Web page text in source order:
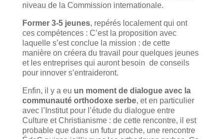
niveau de la Commission internationale.
Former 3-5 jeunes, repérés localement qui ont
ces compétences : C’est la proposition avec
laquelle s’est conclue la mission : de cette
manière on créera du travail pour quelques jeunes
et les entreprises qui auront besoin de conseils
pour innover s’entraideront.
Enfin, il y a eu un moment de dialogue avec la
communauté orthodoxe serbe, et en particulier
avec l’Institut pour l’étude du dialogue entre
Culture et Christianisme : de cette rencontre, il est
probable que dans un futur proche, une rencontre